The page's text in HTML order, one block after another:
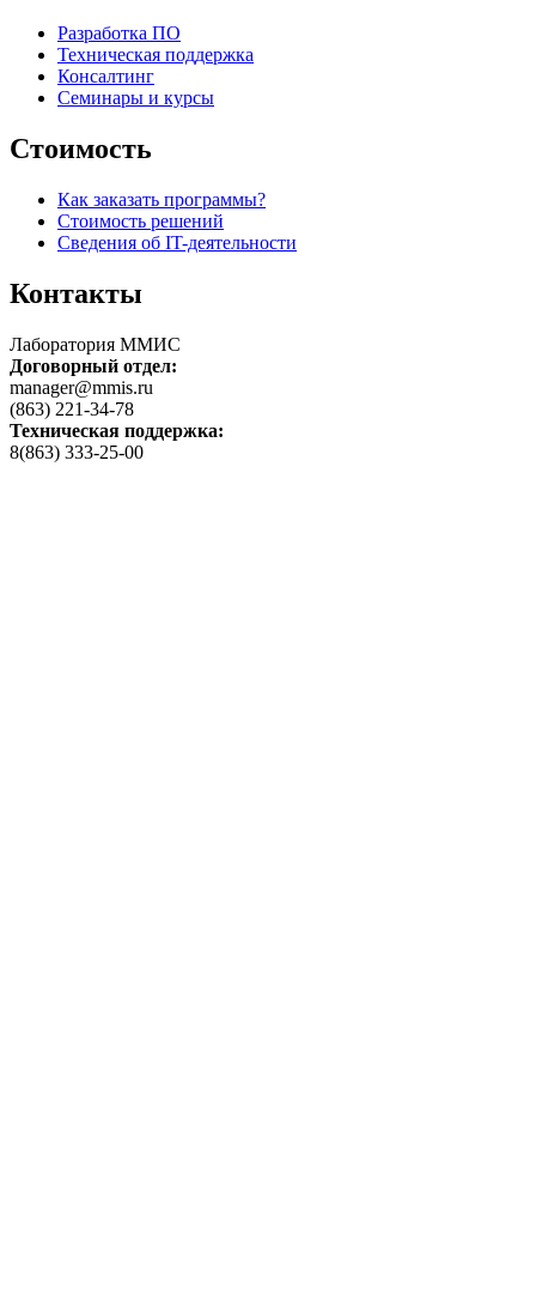
Разработка ПО
Техническая поддержка
Консалтинг
Семинары и курсы
Стоимость
Как заказать программы?
Стоимость решений
Сведения об IT-деятельности
Контакты
Лаборатория ММИС
Договорный отдел:
manager@mmis.ru
(863) 221-34-78
Техническая поддержка:
8(863) 333-25-00